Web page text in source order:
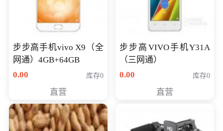
步步高手机vivo X9（全
网通）4GB+64GB
0.00
库存0
直营
步步高VIVO手机Y31A
（三网通）
0.00
库存0
直营